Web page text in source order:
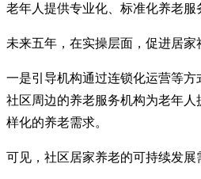
老年人提供专业化、标准化养老
未来五年，在实操层面，促进居
一是引导机构通过连锁化运营等
社区周边的养老服务机构为老年
样化的养老需求。
可见，社区居家养老的可持续发